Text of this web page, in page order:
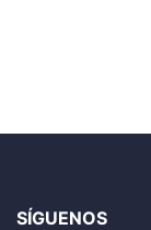
SÍGUENOS